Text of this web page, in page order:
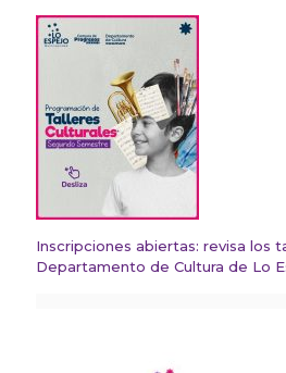
Inscripciones abiertas: revisa los
Departamento de Cultura de Lo